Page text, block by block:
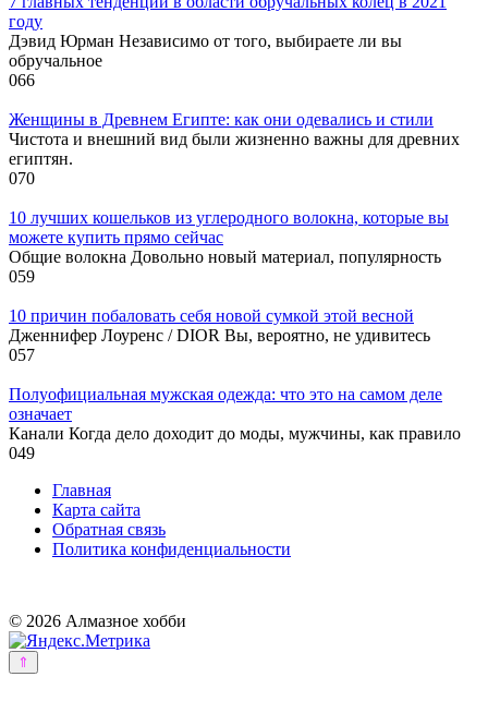
году
Дэвид Юрман Независимо от того, выбираете ли вы
обручальное
066
Женщины в Древнем Египте: как они одевались и стили
Чистота и внешний вид были жизненно важны для древних
египтян.
070
10 лучших кошельков из углеродного волокна, которые вы
можете купить прямо сейчас
Общие волокна Довольно новый материал, популярность
059
10 причин побаловать себя новой сумкой этой весной
Дженнифер Лоуренс / DIOR Вы, вероятно, не удивитесь
057
Полуофициальная мужская одежда: что это на самом деле
означает
Канали Когда дело доходит до моды, мужчины, как правило
049
Главная
Карта сайта
Обратная связь
Политика конфиденциальности
© 2026 Алмазное хобби